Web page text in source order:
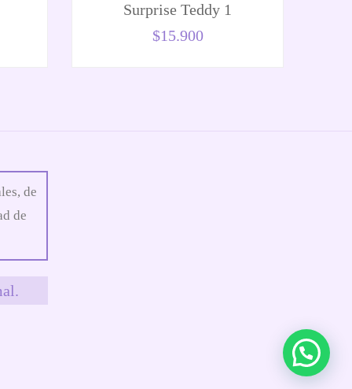
Surprise Teddy 1
$15.900
de
de